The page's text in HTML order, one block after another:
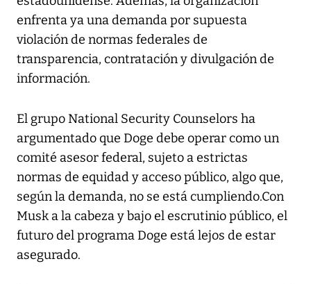
enfrenta ya una demanda por supuesta
violación de normas federales de
transparencia, contratación y divulgación de
información.
El grupo National Security Counselors ha
argumentado que Doge debe operar como un
comité asesor federal, sujeto a estrictas
normas de equidad y acceso público, algo que,
según la demanda, no se está cumpliendo.Con
Musk a la cabeza y bajo el escrutinio público, el
futuro del programa Doge está lejos de estar
asegurado.